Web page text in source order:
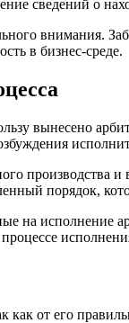
сведений о
внимания.
в бизнес-среде.
вынесено
производства
порядок,
на
от его